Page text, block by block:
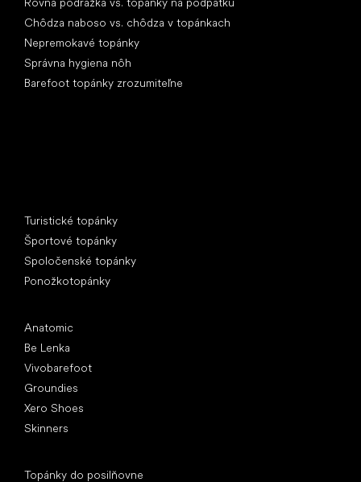
Chôdza naboso vs. chôdza v topánkach
Nepremokavé topánky
Správna hygiena nôh
Barefoot topánky zrozumiteľne
Turistické topánky
Športové topánky
Spoločenské topánky
Ponožkotopánky
Anatomic
Be Lenka
Vivobarefoot
Groundies
Xero Shoes
Skinners
Topánky do posilňovne